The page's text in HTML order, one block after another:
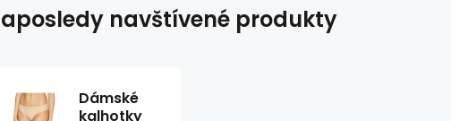
navštívené produkty
Dámské
kalhotky